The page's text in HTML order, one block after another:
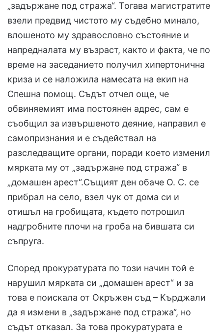
„задържане под стража“. Тогава магистратите
взели предвид чистото му съдебно минало,
влошеното му здравословно състояние и
напредналата му възраст, както и факта, че по
време на заседанието получил хипертонична
криза и се наложила намесата на екип на
Спешна помощ. Съдът отчел още, че
обвиняемият има постоянен адрес, сам е
съобщил за извършеното деяние, направил е
самопризнания и е съдействал на
разследващите органи, поради което изменил
мярката му от „задържане под стража“ в
„домашен арест“.Същият ден обаче О. С. се
прибрал на село, взел чук от дома си и
отишъл на гробищата, където потрошил
надгробните плочи на гроба на бившата си
съпруга.
Според прокуратурата по този начин той е
нарушил мярката си „домашен арест“ и за
това е поискала от Окръжен съд – Кърджали
да я измени в „задържане под стража“, но
съдът отказал. За това прокуратурата е